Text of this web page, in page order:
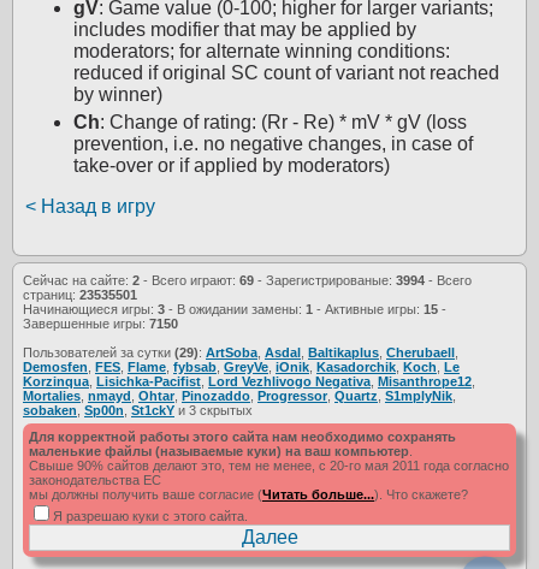
gV: Game value (0-100; higher for larger variants;
includes modifier that may be applied by
moderators; for alternate winning conditions:
reduced if original SC count of variant not reached
by winner)
Ch: Change of rating: (Rr - Re) * mV * gV (loss
prevention, i.e. no negative changes, in case of
take-over or if applied by moderators)
< Назад в игру
Сейчас на сайте: 2 - Всего играют: 69 - Зарегистрированые: 3994 - Всего
страниц: 23535501
Начинающиеся игры: 3 - В ожидании замены: 1 - Активные игры: 15 -
Завершенные игры: 7150
Пользователей за сутки (29): ArtSoba Asdal Baltikaplus Cherubaell
Demosfen FES Flame fybsab GreyVe iOnik Kasadorchik Koch Le
Korzinqua Lisichka-Pacifist Lord Vezhlivogo Negativa Misanthrope12
Mortalies nmayd Ohtar, Pinozaddo Progressor, Quartz S1mplyNik
sobaken Sp00n St1ckY и 3 скрытых
Для корректной работы этого сайта нам необходимо сохранять
маленькие файлы (называемые куки) на ваш компьютер
Свыше 90% сайтов делают это, тем не менее, с 20-го мая 2011 года согласно
законодательства ЕС
мы должны получить ваше согласие (Читать больше...). Что скажете?
Я разрешаю куки с этого сайта.